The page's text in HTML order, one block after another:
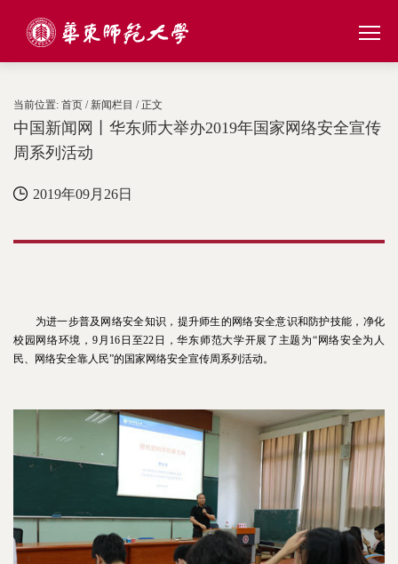
当前位置: 首页 / 新闻栏目 / 正文
中国新闻网丨华东师大举办2019年国家网络安全宣传
周系列活动
2019年09月26日
为进一步普及网络安全知识，提升师生的网络安全意识和防护技能，净化
校园网络环境，9月16日至22日，华东师范大学开展了主题为“网络安全为人
民、网络安全靠人民”的国家网络安全宣传周系列活动。